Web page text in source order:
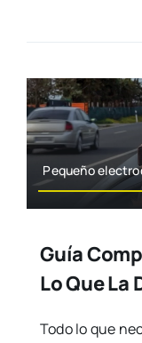
Pequeño
Guía
Lo Que La
Todo lo que